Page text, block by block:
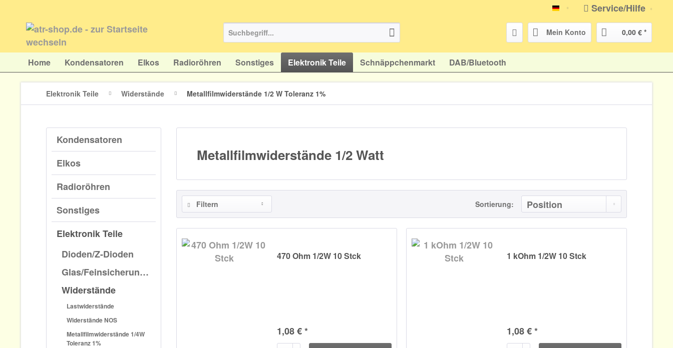
atr-shop.deService/Hilfe
Mein Konto 0,00 € *
Home Kondensatoren Elkos Radioröhren Sonstiges Elektronik Teile Schnäppchenmarkt DAB/Bluetooth
Elektronik Teile Widerstände Metallfilmwiderstände 1/2 W Toleranz 1%
Kondensatoren
Elkos
Radioröhren
Sonstiges
Elektronik Teile
Dioden/Z-Dioden
Glas/Feinsicherungen
Widerstände
Lastwiderstände
Widerstände NOS
Metallfilmwiderstände 1/4W
Toleranz 1%
Metallfilmwiderstände 1/2 Watt
Filtern Sortierung:
470 Ohm 1/2W 10 Stck
1,08 € *
1 kOhm 1/2W 10 Stck
1,08 € *